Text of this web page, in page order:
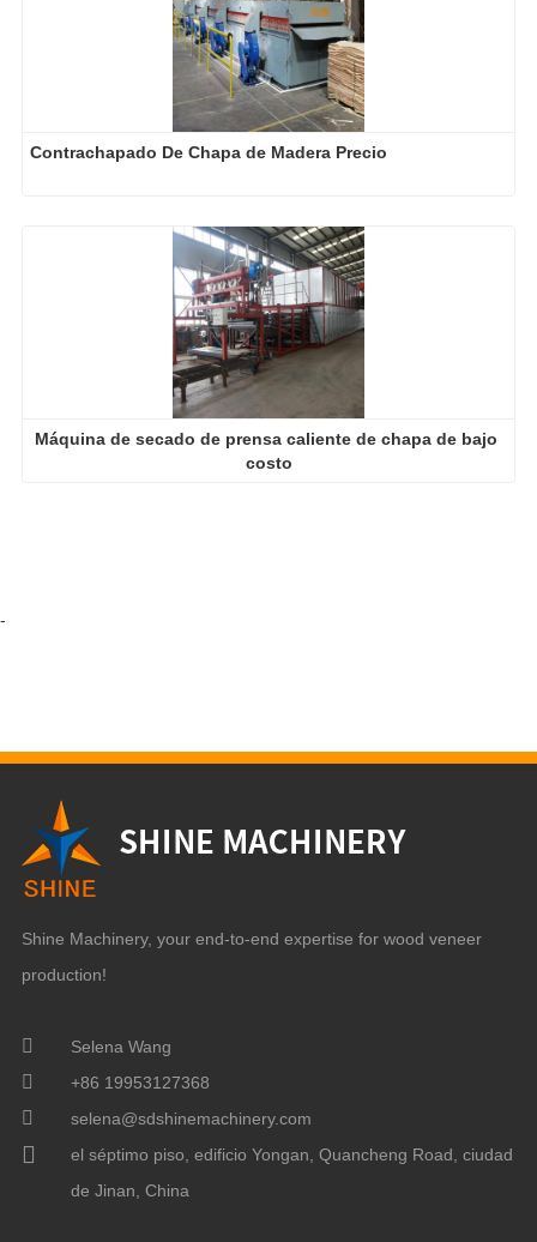
Contrachapado De Chapa de Madera Precio
Máquina de secado de prensa caliente de chapa de bajo
costo
-
Shine Machinery, your end-to-end expertise for wood veneer
production!
Selena Wang
+86 19953127368
selena@sdshinemachinery.com
el séptimo piso, edificio Yongan, Quancheng Road, ciudad
de Jinan, China